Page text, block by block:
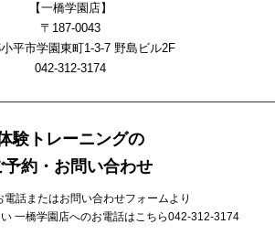
【一橋学園店】
〒187-0043
平市学園東町1-3-7 野島ビル2F
042-312-3174
験トレーニングの
予約・お問い合わせ
電話またはお問い合わせフォームより
一橋学園店へのお電話はこちら042-312-3174